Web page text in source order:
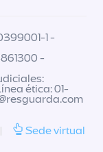
1 -
-
ética: 01-
| Sede virtual